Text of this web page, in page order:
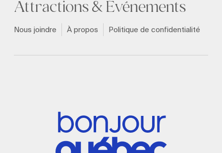
Attractions & Événements
Nous joindre À propos Politique de confidentialité